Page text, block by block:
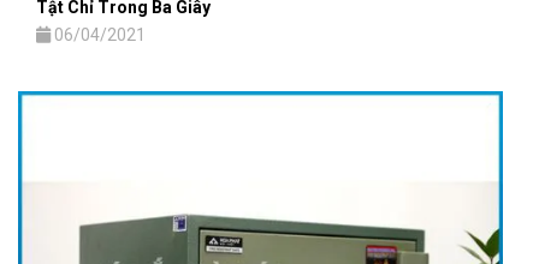
Tật Chỉ Trong Ba Giây
06/04/2021